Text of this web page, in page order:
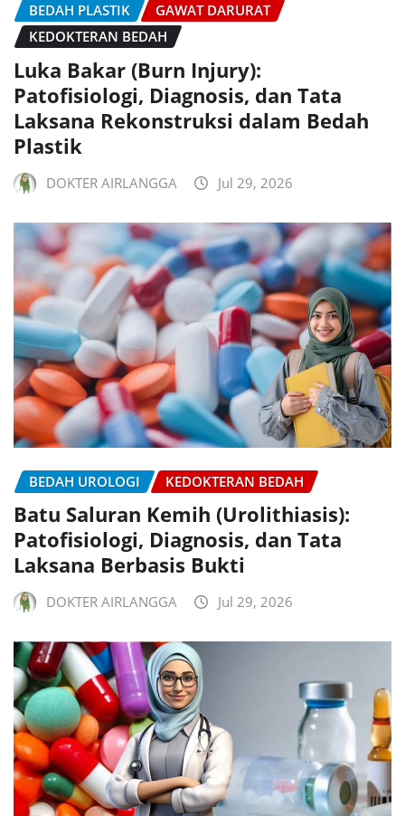
BEDAH PLASTIK
GAWAT DARURAT
KEDOKTERAN BEDAH
Luka Bakar (Burn Injury):
Patofisiologi, Diagnosis, dan Tata
Laksana Rekonstruksi dalam Bedah
Plastik
DOKTER AIRLANGGA Jul 29, 2026
BEDAH UROLOGI KEDOKTERAN BEDAH
Batu Saluran Kemih (Urolithiasis):
Patofisiologi, Diagnosis, dan Tata
Laksana Berbasis Bukti
DOKTER AIRLANGGA Jul 29, 2026